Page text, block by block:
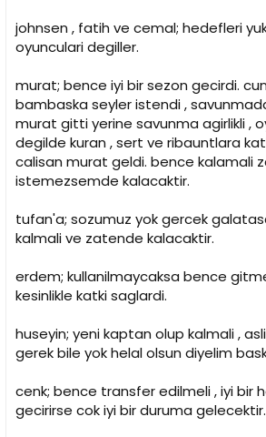
johnsen , fatih ve cemal; hedefleri
oyunculari degiller.
murat; bence iyi bir sezon gecirdi.
bambaska seyler istendi ,
murat gitti yerine savunma agirlikli ,
degilde kuran , sert ve ribauntlara
calisan murat geldi. bence kalamali
istemezsemde kalacaktir.
tufan'a; sozumuz yok gercek
kalmali ve zatende kalacaktir.
erdem; kullanilmaycaksa bence
kesinlikle katki saglardi.
huseyin; yeni kaptan olup kalmali ,
gerek bile yok helal olsun diyelim
cenk; bence transfer edilmeli , iyi bir
gecirirse cok iyi bir duruma gelecektir.